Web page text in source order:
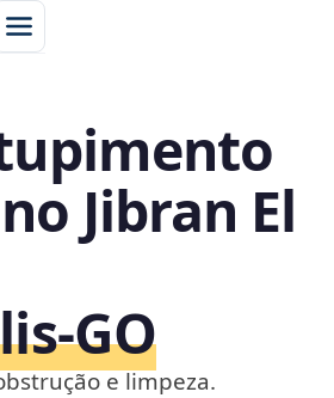
Jibran El
e limpeza.